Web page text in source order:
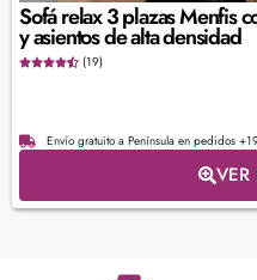
Sofá relax 3 plazas Menfis
y asientos de alta densidad
(19)
Envío gratuito a Península en pedidos
VER